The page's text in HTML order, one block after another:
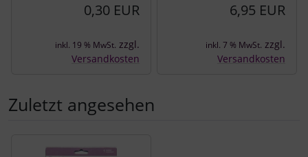
0,30 EUR
inkl. 19 % MwSt. zzgl.
Versandkosten
6,95 EUR
inkl. 7 % MwSt. zzgl.
Versandkosten
Zuletzt angesehen